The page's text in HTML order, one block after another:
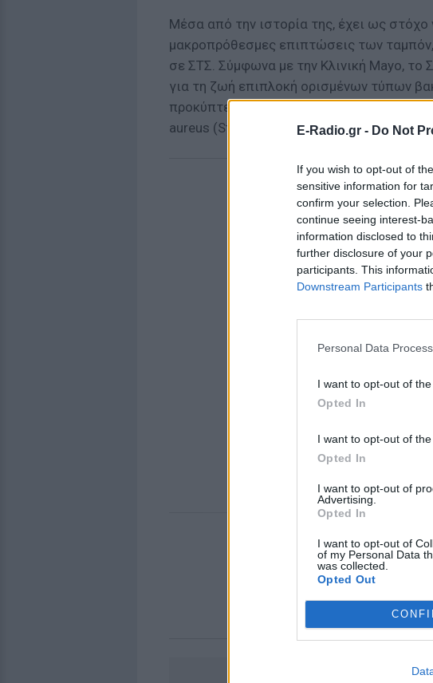
E-Radio.gr - Do Not
If you wish to opt-out of
sensitive information for
confirm your selection.
continue seeing interest-
information disclosed to
further disclosure of your
participants. This
Downstream Participants
Personal Data
I want to opt-out of
Opted In
I want to opt-out of
Opted In
I want to opt-out of
Advertising.
Opted In
I want to opt-out of
of my Personal Data
was collected.
Opted Out
Μέσα από την ιστορία της, έχει ως
μακροπρόθεσμες επιπτώσεις των
σε ΣΤΣ. Σύμφωνα με την Κλινική Mayo, το
για τη ζωή επιπλοκή ορισμένων τύπων
προκύπτει από τοξίνες που παράγονται
aureus (Staph).
ΔΙΑΦΗΜΙΣΗ